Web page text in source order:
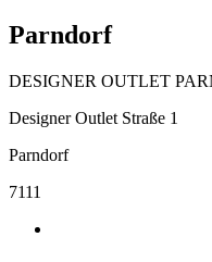
Parndorf
DESIGNER OUTLET
Designer Outlet Straße 1
Parndorf
7111